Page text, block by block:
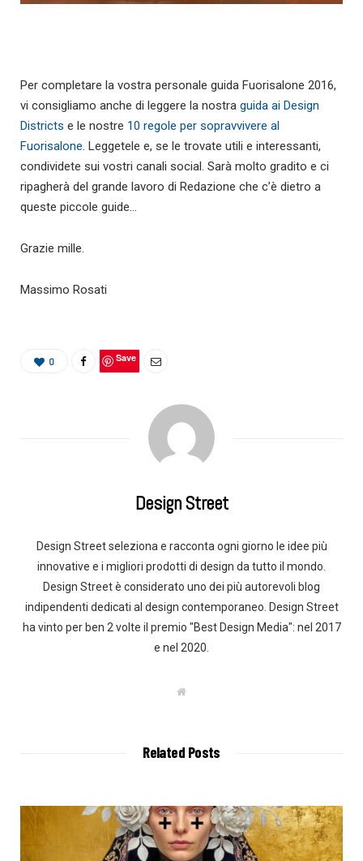
Per completare la vostra personale guida Fuorisalone 2016,
vi consigliamo anche di leggere la nostra guida ai Design
Districts e le nostre 10 regole per sopravvivere al
Fuorisalone. Leggetele e, se le trovate utili e interessanti,
condividete sui vostri canali social. Sarà molto gradito e ci
ripagherà del grande lavoro di Redazione che c’è dietro a
queste piccole guide…
Grazie mille.
Massimo Rosati
0 Save
Design Street
Design Street seleziona e racconta ogni giorno le idee più
innovative e i migliori prodotti di design da tutto il mondo.
Design Street è considerato uno dei più autorevoli blog
indipendenti dedicati al design contemporaneo. Design Street
ha vinto per ben 2 volte il premio "Best Design Media": nel 2017
e nel 2020.
W
Related Posts